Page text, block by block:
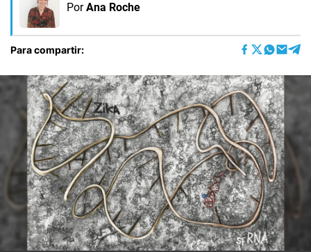
Por Ana Roche
Para compartir: